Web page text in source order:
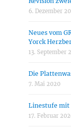
6. Dezember
Neues vom
Yorck
13. September
Die
7. Mai 2020
Linestufe mit
17. Februar